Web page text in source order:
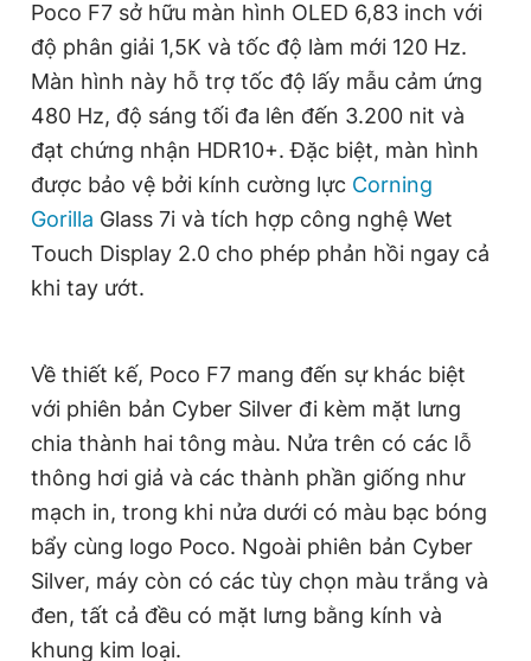
Giấy phép xuất bản số 110/GP - BTTTT cấp ngày 24.3.2020
© 2003-2026 Bản quyền thuộc về Báo Thanh Niên. Cấm sao
chép dưới mọi hình thức nếu không có sự chấp thuận bằng văn
bản. Phát triển bởi ePi Technologies, JSC.
Poco F7 sở hữu màn hình OLED 6,83 inch với
độ phân giải 1,5K và tốc độ làm mới 120 Hz.
Màn hình này hỗ trợ tốc độ lấy mẫu cảm ứng
480 Hz, độ sáng tối đa lên đến 3.200 nit và
đạt chứng nhận HDR10+. Đặc biệt, màn hình
được bảo vệ bởi kính cường lực Corning
Gorilla Glass 7i và tích hợp công nghệ Wet
Touch Display 2.0 cho phép phản hồi ngay cả
khi tay ướt.
Về thiết kế, Poco F7 mang đến sự khác biệt
với phiên bản Cyber Silver đi kèm mặt lưng
chia thành hai tông màu. Nửa trên có các lỗ
thông hơi giả và các thành phần giống như
mạch in, trong khi nửa dưới có màu bạc bóng
bẩy cùng logo Poco. Ngoài phiên bản Cyber
Silver, máy còn có các tùy chọn màu trắng và
đen, tất cả đều có mặt lưng bằng kính và
khung kim loại.